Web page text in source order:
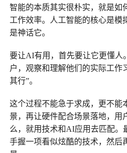
智能的本质其实很朴实，就是如
工作效率。人工智能的核心是模
是神话它。
要让AI有用，首先要让它更懂人
户，观察和理解他们的实际工作
其行”。
这个过程不能急于求成，更不能
景，再让硬件配合场景落地，用
么，就用技术和AI应用去匹配
手握一项看似炫酷的技术，然后